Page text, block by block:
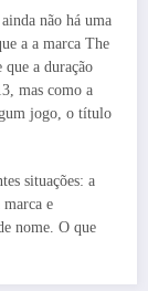
não há uma
a a marca The
a duração
mas como a
jogo, o título
situações: a
e
nome. O que